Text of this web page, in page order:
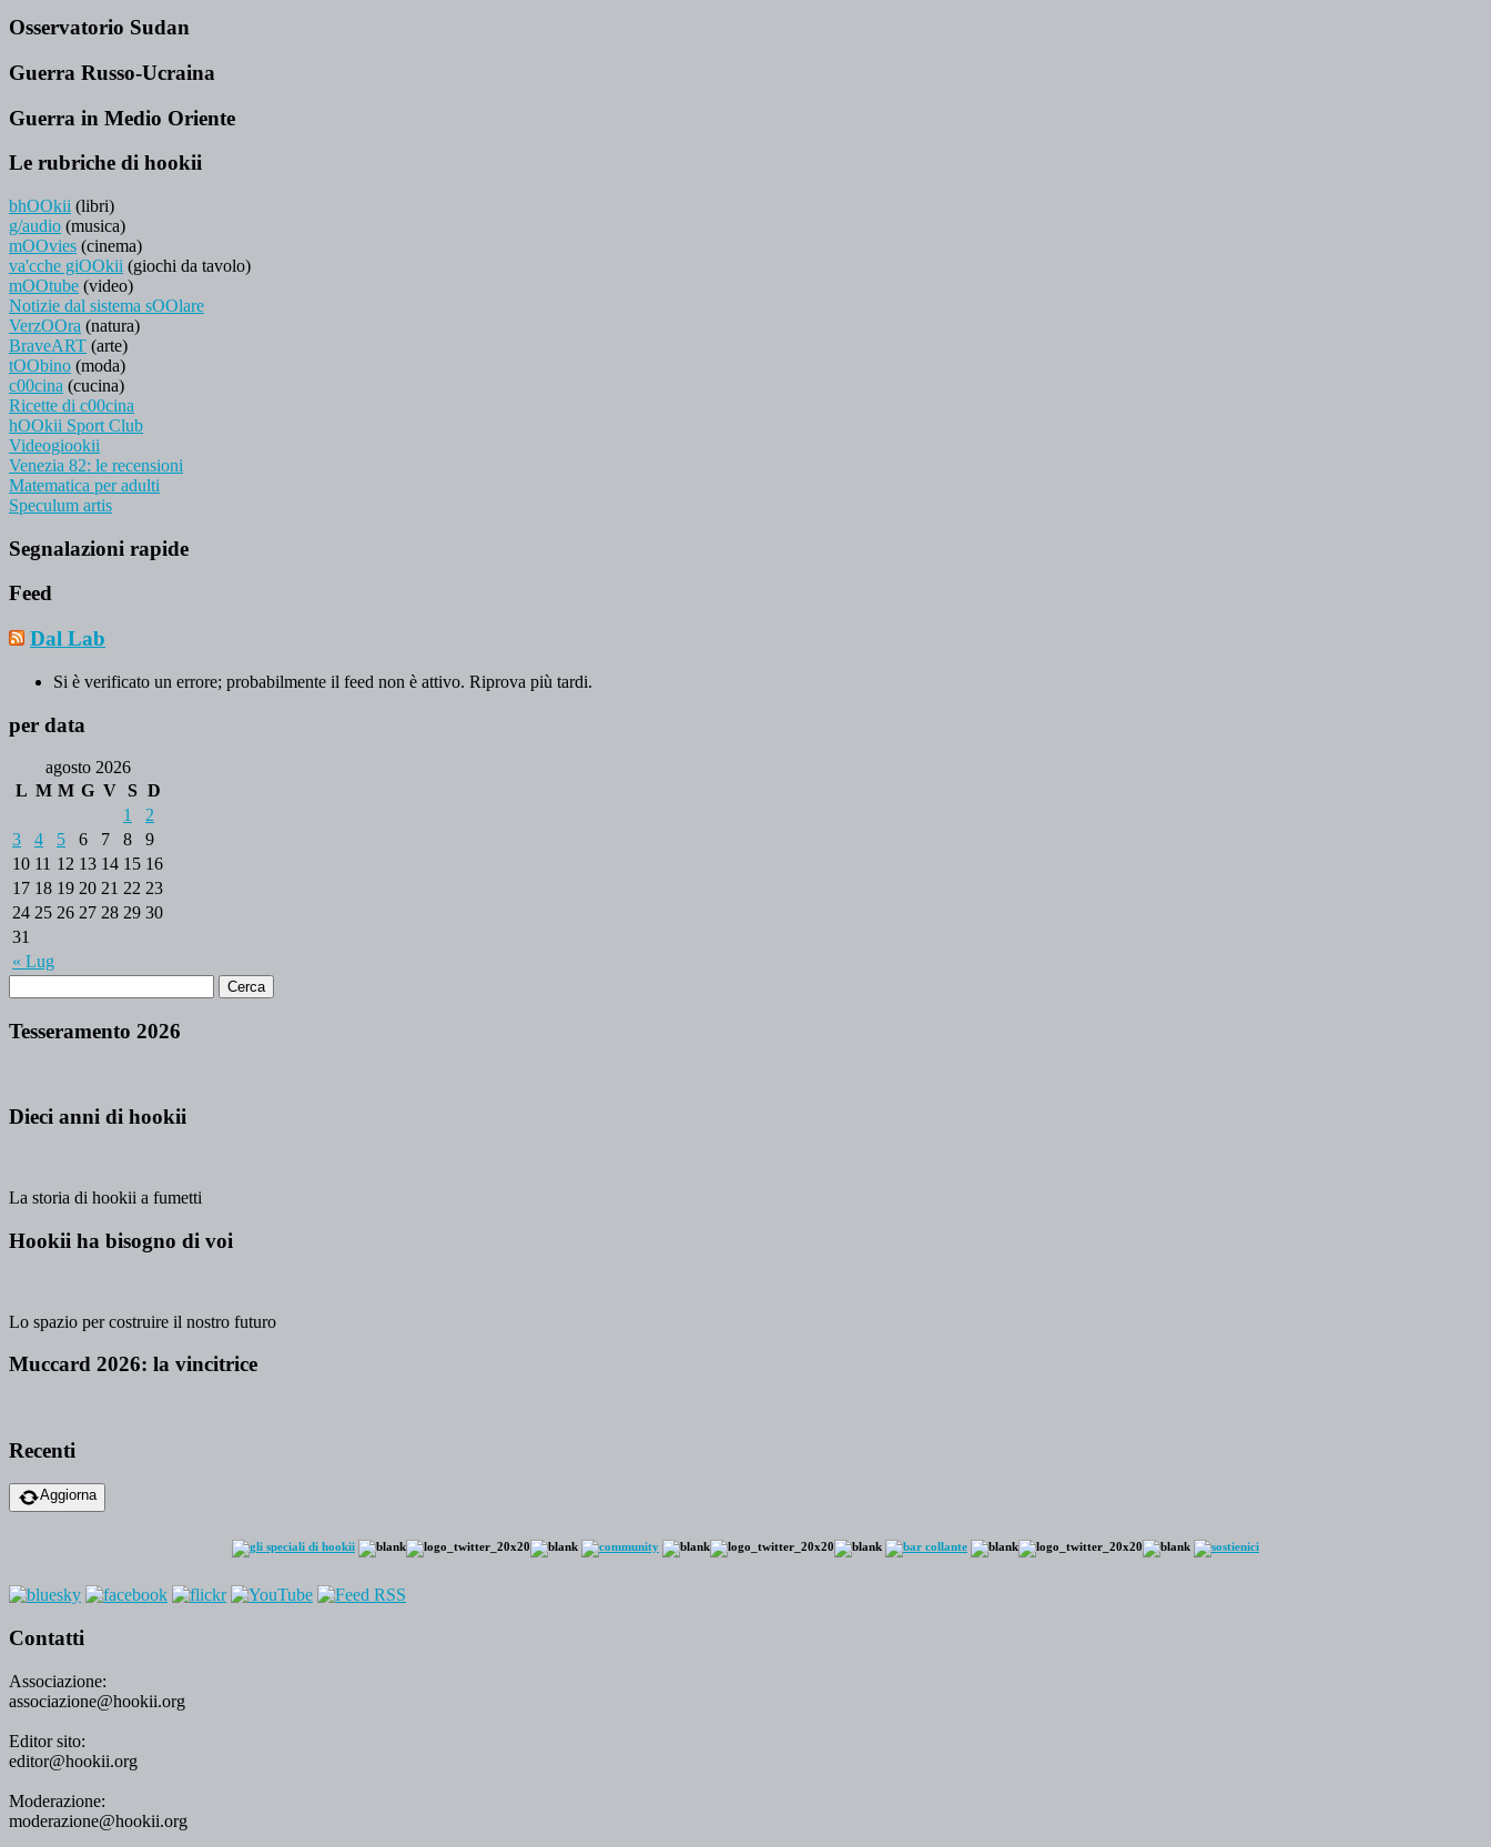
Osservatorio Sudan
Guerra Russo-Ucraina
Guerra in Medio Oriente
Le rubriche di hookii
bhOOkii (libri)
g/audio (musica)
mOOvies (cinema)
va'cche giOOkii (giochi da tavolo)
mOOtube (video)
Notizie dal sistema sOOlare
VerzOOra (natura)
BraveART (arte)
tOObino (moda)
c00cina (cucina)
Ricette di c00cina
hOOkii Sport Club
Videogiookii
Venezia 82: le recensioni
Matematica per adulti
Speculum artis
Segnalazioni rapide
Feed
Dal Lab
Si è verificato un errore; probabilmente il feed non è attivo. Riprova più tardi.
per data
agosto 2026
L M M G V S D
« Lug
1
2
3
4 5 6 7 8
9
10 11 12 13 14 15 16
17 18 19 20 21 22 23
24 25 26 27 28 29 30
31
Tesseramento 2026
Dieci anni di hookii
La storia di hookii a fumetti
Hookii ha bisogno di voi
Lo spazio per costruire il nostro futuro
Muccard 2026: la vincitrice
Recenti
Aggiorna
Contatti
Associazione:
associazione@hookii.org
Editor sito:
editor@hookii.org
Moderazione:
moderazione@hookii.org